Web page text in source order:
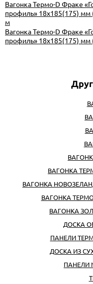
Вагонка Термо-D Фраке
профиль» 18х185(175) мм
м
Вагонка Термо-D Фраке
профиль» 18х185(175)
ВАГОНКА
ВАГОНКА
ВАГОНКА
ВАГОНКА
ДОСКА
ПАНЕЛИ
ДОСКА ИЗ
ПАНЕЛИ